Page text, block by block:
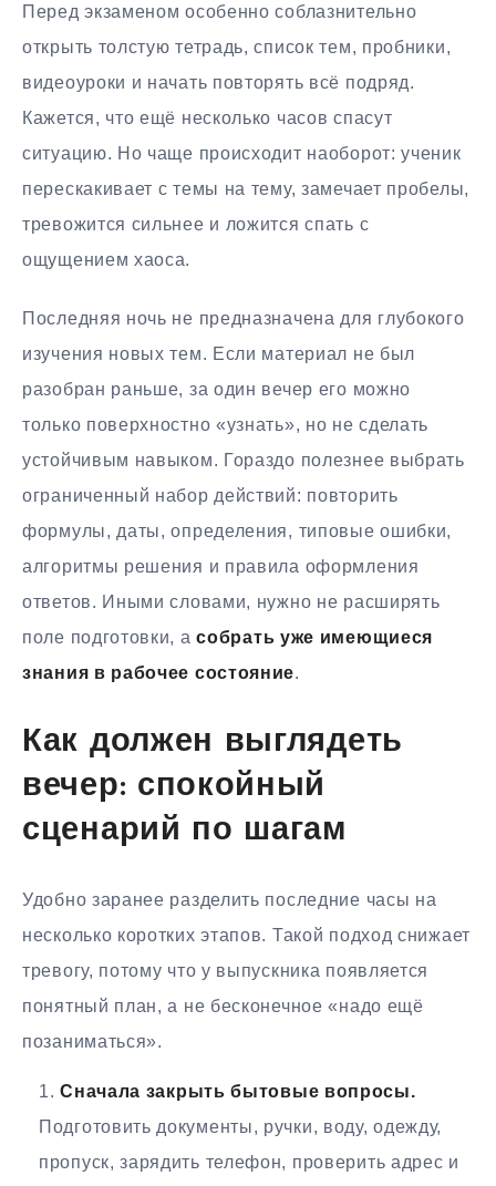
Перед экзаменом особенно соблазнительно
открыть толстую тетрадь, список тем, пробники,
видеоуроки и начать повторять всё подряд.
Кажется, что ещё несколько часов спасут
ситуацию. Но чаще происходит наоборот: ученик
перескакивает с темы на тему, замечает пробелы,
тревожится сильнее и ложится спать с
ощущением хаоса.
Последняя ночь не предназначена для глубокого
изучения новых тем. Если материал не был
разобран раньше, за один вечер его можно
только поверхностно «узнать», но не сделать
устойчивым навыком. Гораздо полезнее выбрать
ограниченный набор действий: повторить
формулы, даты, определения, типовые ошибки,
алгоритмы решения и правила оформления
ответов. Иными словами, нужно не расширять
поле подготовки, асобрать уже имеющиеся
знания в рабочее состояние.
Как должен выглядеть
вечер: спокойный
сценарий по шагам
Удобно заранее разделить последние часы на
несколько коротких этапов. Такой подход снижает
тревогу, потому что у выпускника появляется
понятный план, а не бесконечное «надо ещё
позаниматься».
Сначала закрыть бытовые вопросы.
Подготовить документы, ручки, воду, одежду,
пропуск, зарядить телефон, проверить адрес и